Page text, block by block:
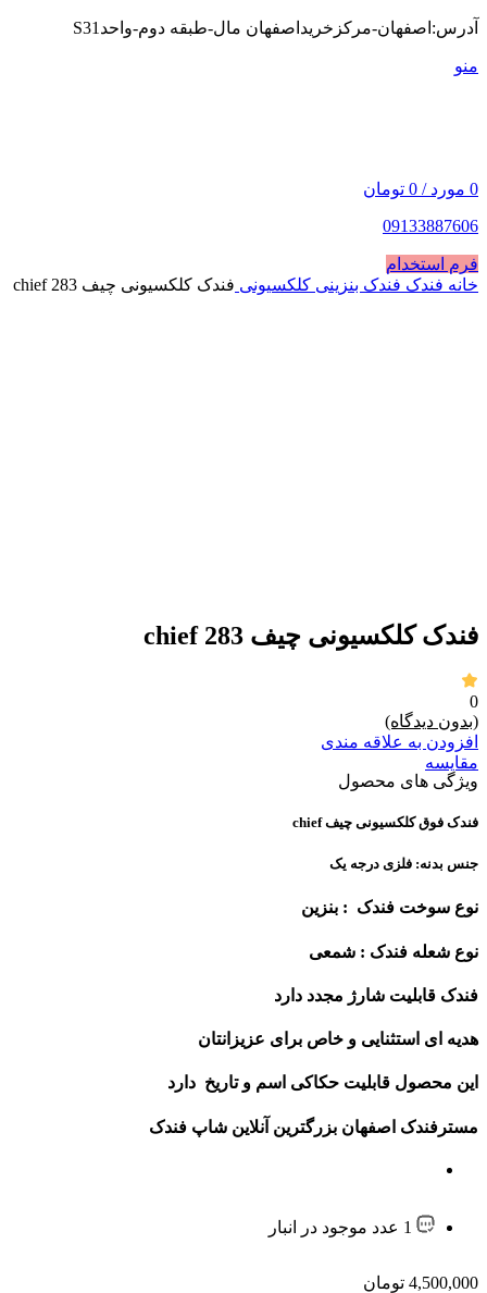
آدرس:اصفهان-مرکزخریداصفهان مال-طبقه دوم-واحدS31
منو
0 مورد /
0 تومان
09133887606
فرم استخدام
خانه فندک فندک بنزینی کلکسیونی فندک کلکسیونی چیف chief 283
فندک کلکسیونی چیف chief 283
0
(بدون دیدگاه)
افزودن به علاقه مندی
مقايسه
ویژگی های محصول
فندک فوق کلکسیونی چیف chief
جنس بدنه: فلزی درجه یک
نوع سوخت فندک : بنزین
نوع شعله فندک : شمعی
فندک قابلیت شارژ مجدد دارد
هدیه ای استثنایی و خاص برای عزیزانتان
این محصول قابلیت حکاکی اسم و تاریخ دارد
مسترفندک اصفهان بزرگترین آنلاین شاپ فندک
1 عدد موجود در انبار
4,500,000 تومان